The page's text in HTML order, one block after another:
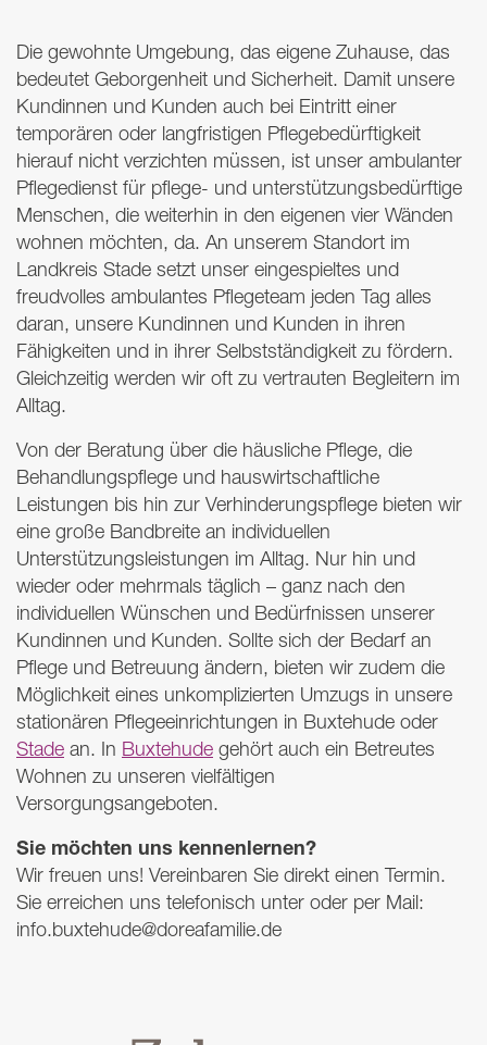
Die gewohnte Umgebung, das eigene Zuhause, das
bedeutet Geborgenheit und Sicherheit. Damit unsere
Kundinnen und Kunden auch bei Eintritt einer
temporären oder langfristigen Pflegebedürftigkeit
hierauf nicht verzichten müssen, ist unser ambulanter
Pflegedienst für pflege- und unterstützungsbedürftige
Menschen, die weiterhin in den eigenen vier Wänden
wohnen möchten, da. An unserem Standort im
Landkreis Stade setzt unser eingespieltes und
freudvolles ambulantes Pflegeteam jeden Tag alles
daran, unsere Kundinnen und Kunden in ihren
Fähigkeiten und in ihrer Selbstständigkeit zu fördern.
Gleichzeitig werden wir oft zu vertrauten Begleitern im
Alltag.
Von der Beratung über die häusliche Pflege, die
Behandlungspflege und hauswirtschaftliche
Leistungen bis hin zur Verhinderungspflege bieten wir
eine große Bandbreite an individuellen
Unterstützungsleistungen im Alltag. Nur hin und
wieder oder mehrmals täglich – ganz nach den
individuellen Wünschen und Bedürfnissen unserer
Kundinnen und Kunden. Sollte sich der Bedarf an
Pflege und Betreuung ändern, bieten wir zudem die
Möglichkeit eines unkomplizierten Umzugs in unsere
stationären Pflegeeinrichtungen in Buxtehude oder
Stade an. In Buxtehude gehört auch ein Betreutes
Wohnen zu unseren vielfältigen
Versorgungsangeboten.
Sie möchten uns kennenlernen?
Wir freuen uns! Vereinbaren Sie direkt einen Termin.
Sie erreichen uns telefonisch unter oder per Mail:
info.buxtehude@doreafamilie.de